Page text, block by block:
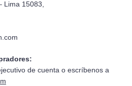
Lima 15083,
de cuenta o escríbenos a